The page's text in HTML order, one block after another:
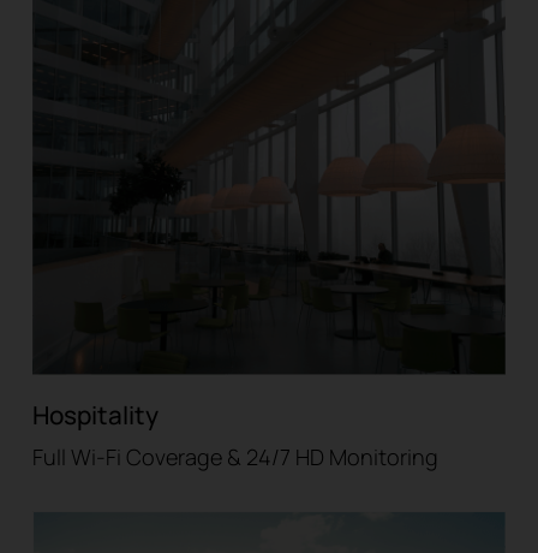
Hospitality
Full Wi-Fi Coverage & 24/7 HD Monitoring